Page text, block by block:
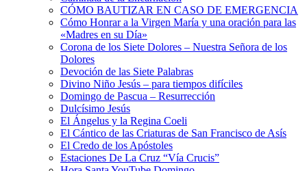
CÓMO BAUTIZAR EN CASO DE EMERGENCIA
Cómo Honrar a la Virgen María y una oración para las
«Madres en su Día»
Corona de los Siete Dolores – Nuestra Señora de los
Dolores
Devoción de las Siete Palabras
Divino Niño Jesús – para tiempos difíciles
Domingo de Pascua – Resurrección
Dulcísimo Jesús
El Ángelus y la Regina Coeli
El Cántico de las Criaturas de San Francisco de Asís
El Credo de los Apóstoles
Estaciones De La Cruz “Vía Crucis”